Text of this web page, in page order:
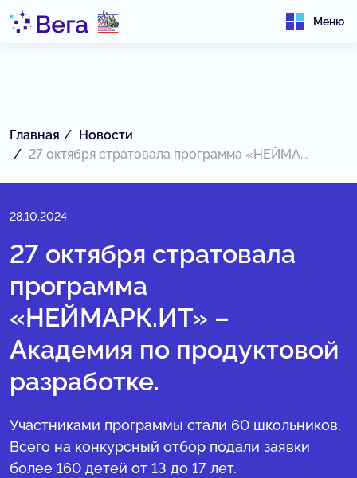
Меню
Главная
Новости
27 октября стратовала программа «НЕЙМА...
28.10.2024
27 октября стратовала
программа
«НЕЙМАРК.ИТ» –
Академия по продуктовой
разработке.
Участниками программы стали 60 школьников.
Всего на конкурсный отбор подали заявки
более 160 детей от 13 до 17 лет.